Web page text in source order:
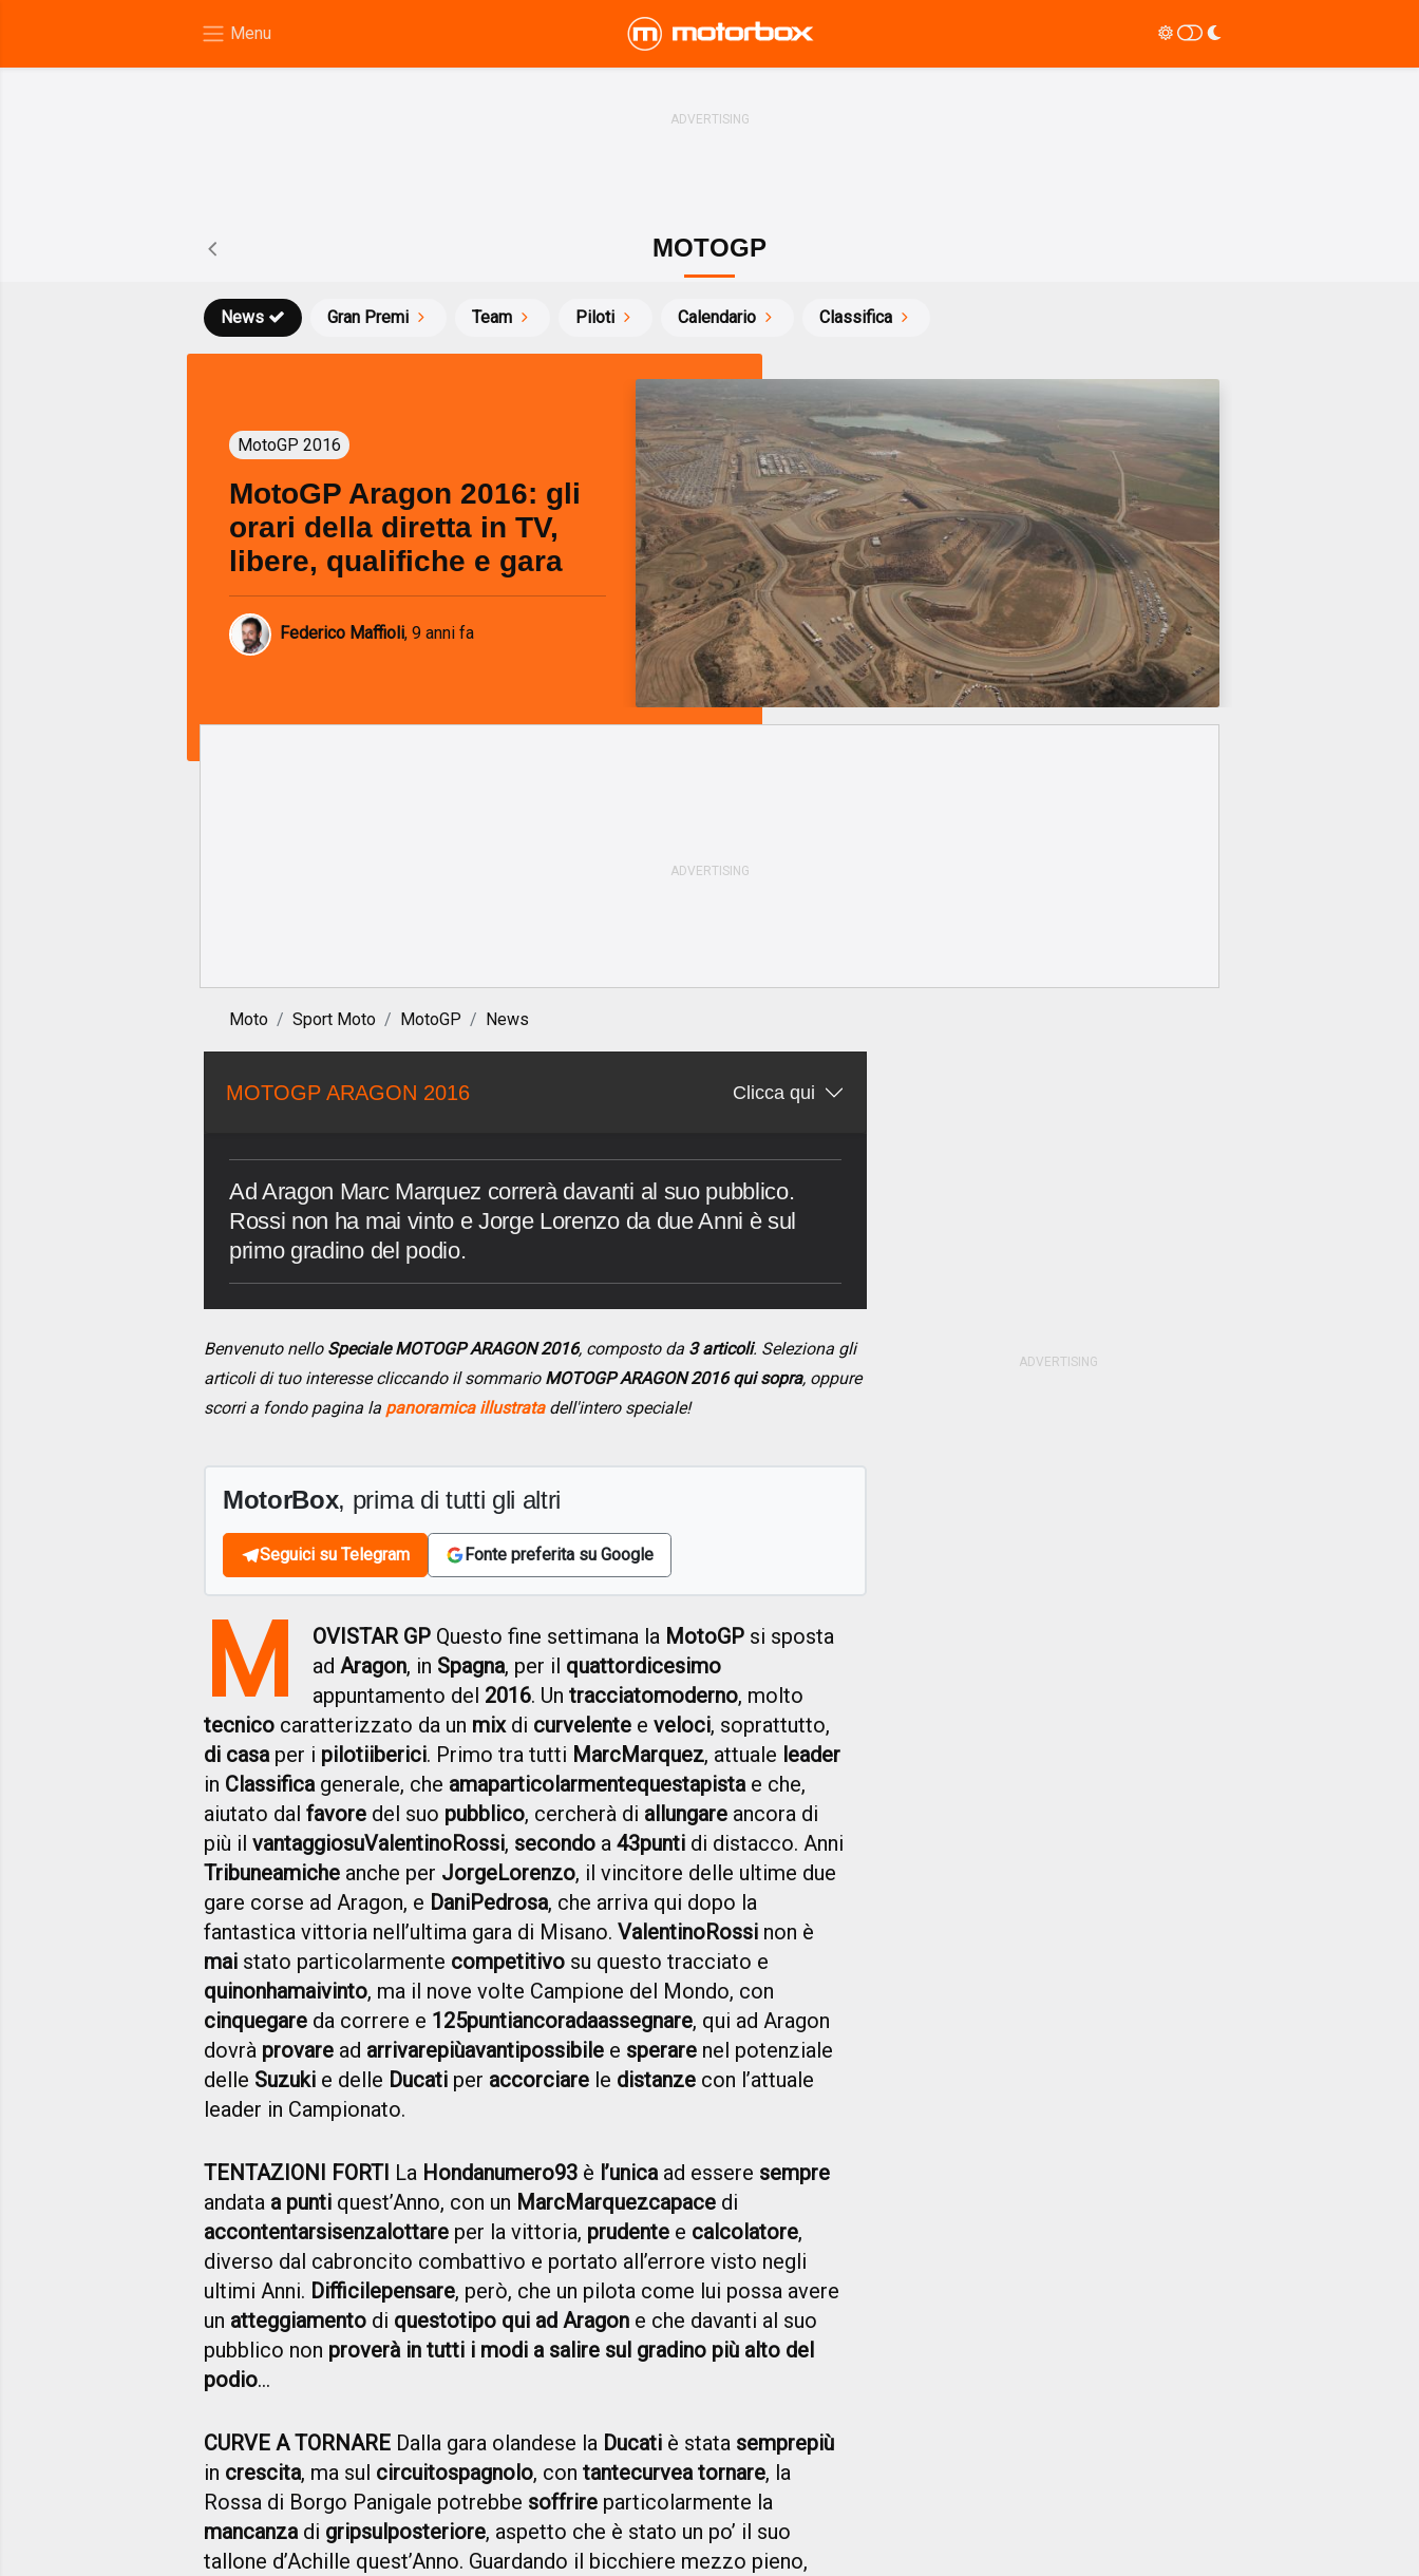
MOTOGP
News Gran Premi Team Piloti Calendario Classifica
MotoGP 2016
MotoGP Aragon 2016: gli
orari della diretta in TV,
libere, qualifiche e gara
Federico Maffioli, 9 anni fa
Moto Sport Moto MotoGP News
MOTOGP ARAGON 2016 Clicca qui
Ad Aragon Marc Marquez correrà davanti al suo pubblico.
Rossi non ha mai vinto e Jorge Lorenzo da due Anni è sul
primo gradino del podio.
Benvenuto nello Speciale MOTOGP ARAGON 2016, composto da 3 articoli. Seleziona gli
articoli di tuo interesse cliccando il sommario MOTOGP ARAGON 2016 qui sopra, oppure
scorri a fondo pagina la panoramica illustratadell'intero speciale!
MotorBox, prima di tutti gli altri
Seguici su Telegram Fonte preferita su Google
M OVISTAR GP Questo fine settimana la MotoGP si sposta
adAragon, in Spagna, per il quattordicesimo
appuntamento del 2016. Untracciatomoderno, molto
tecnico caratterizzato da un mixdi curvelente e veloci, soprattutto,
di casaper i pilotiiberici. Primo tra tutti MarcMarquez, attuale leader
in Classificagenerale, che amaparticolarmentequestapistae che,
aiutato dal favore del suo pubblico, cercherà di allungare ancora di
più il vantaggiosuValentinoRossi, secondo a 43punti di distacco. Anni
Tribuneamiche anche per JorgeLorenzo, il vincitore delle ultime due
gare corse ad Aragon, e DaniPedrosa, che arriva qui dopo la
fantastica vittoria nell’ultima gara di Misano. ValentinoRossi non è
mai stato particolarmente competitivo su questo tracciato e
quinonhamaivinto, ma il nove volte Campione del Mondo, con
cinquegare da correre e 125puntiancoradaassegnare, qui ad Aragon
dovrà provare ad arrivarepiùavantipossibile e sperare nel potenziale
delle Suzuki e delle Ducati per accorciare le distanze con l’attuale
leader in Campionato.
TENTAZIONI FORTI La Hondanumero93 è l’unicaad essere sempre
andata a punti quest’Anno, con un MarcMarquezcapace di
accontentarsisenzalottare per la vittoria, prudente e calcolatore,
diverso dal cabroncito combattivo e portato all’errore visto negli
ultimi Anni. Difficilepensare, però, che un pilota come lui possa avere
un atteggiamento di questotipo qui ad Aragon e che davanti al suo
pubblico non proverà in tutti i modi a salire sul gradino più alto del
podio…
CURVE A TORNARE Dalla gara olandese la Ducati è stata semprepiù
in crescita, ma sul circuitospagnolo, con tantecurvea tornare, la
Rossa di Borgo Panigale potrebbe soffrire particolarmente la
mancanzadi gripsulposteriore, aspetto che è stato un po’ il suo
tallone d’Achille quest’Anno. Guardando il bicchiere mezzo pieno,